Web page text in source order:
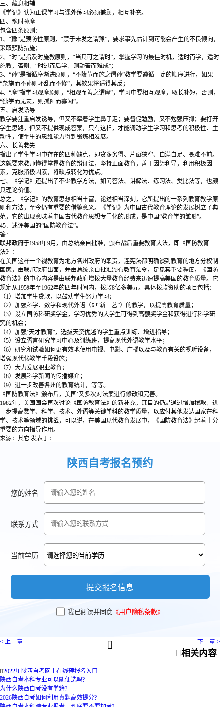
三、藏息相辅
《学记》认为正课学习与课外练习必须兼顾，相互补充。
四、豫时孙摩
包含四条原则：
1、“豫”是预防性原则，“禁于未发之谓豫”，要求事先估计到可能会产生的不良倾向，
采取预防措施；
2、“时”是指及时施教原则，“当其可之谓时”，掌握学习的最佳时机，适时而学，适时
施教，否则，“时过而后学，则勤苦而难成”；
3、“孙”是指循序渐进原则，“不陵节而施之谓孙”教学要遵循一定的顺序进行，如果
“杂施而不孙则坏乱而不修”，其效果将适得其反；
4、“摩”指学习观摩原则，“相观而善之谓摩”，学习中要相互观摩，取长补短，否则，
“独学而无友，则孤陋而寡闻”。
五、启发诱导
教学要注重启发诱导，但又不牵着学生鼻子走；要督促勉励，又不勉强压抑；要打开
学生思路，但又不提供现成答案，只有这样，才能调动学生学习和思考的积极性、主
动性，使学生的思维能力得到锻炼相发展。
六、长善救失
指出了学生学习中存在的四种缺点，即贪多务得、片面狭窄、自满自足、畏难不前。
这就要求教师懂得掌握教育的辩证法，坚持正面教育，善于因势利导，利用积极因
素，克服消极因素，将缺点转化为优点。
七、《学记》还提出了不少教学方法，如问答法、讲解法、练习法、类比法等，也颇
具理论价值。
总之，《学记》的教育思想相当丰富，论述相当深刻，它所提出的一系列教育教学原
则和方法，至今仍有重要的借鉴意义。《学记》为中国古代教育理论的发展树立了典
范，它的出现意味着中国古代教育思想专门化的形成，是中国“教育学的雏形”。
45．述评美国的“国防教育法”。
答：
联邦政府于1958年9月，由总统亲自批准，颁布战后重要教育大法，即《国防教育
法》：
在美国这样一个视教育为地方各州政府的职责，连宪法都明确谈到教育的地方分权制
国家，由联邦政府出面，并由总统亲自批准颁布教育法令，足见其重要程度，《国防
教育法》的中心内容是由联邦政府增拨大量教育经费来迅速提高美国的教育质量。它
规定从1959年至1962年的四年时间内，拨款8亿多美元。具体拨款资助的项目包括：
（1）增加学生贷款，以鼓劝学生努力学习；
（2）加强科学、数学和现代外语（即“新三艺”）的教学，以提高教育质量；
（3）设立国防科研奖学金，学习优秀的大学生可得到高额奖学金和获得进行科学研
究的机会；
（4）加强“天才教育“，选拔天资优越的学生重点训练、增进指导；
（5）设立语言研究学习中心及训练班，提高现代外语教学水平；
（6）研究和试验如何更有效地使用电视、电影、广播以及与教育有关的视听设备，
增强现代化教学手段设施；
（7）大力发展职业教育；
（8）发展科学新闻的传播媒介；
（9）进一步改善各州的教育统计，等等。
《国防教育法》颁布后，美国‘又多次对法案进行修改和完善。
1982年，美国国会再次讨论《国防教育法》的新补充，其目的仍是通过增加拨款，进
一步提高数学、科学、技术、外语等关键学科的教学质量，以应付其他发达国家在科
学、技术等领域的挑战，可以说，在美国现代教育发展中，《国防教育法》起着十分
重要的方向指导作用。
来源：其它 发表于：
陕西自考报名预约
您的姓名
联系方式
当前学历
提交报名信息
我已阅读并同意 《用户隐私条款》
< 上一章  下一章 >
相关内容
2022年陕西自考网上在线预报名入口
陕西自考本科专业可以随便选吗?
为什么陕西自考没有学籍?
2026陕西自考如何利用真题高效提分?